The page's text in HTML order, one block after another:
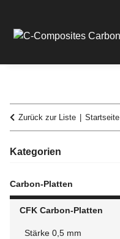
Zurück zur Liste Startseite
Kategorien
Carbon-Platten
CFK Carbon-Platten
Stärke 0,5 mm